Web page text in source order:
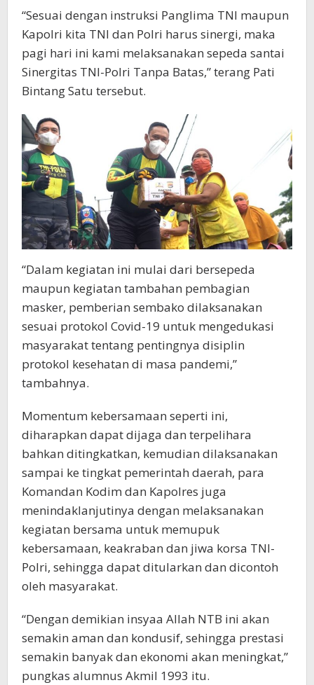
“Sesuai dengan instruksi Panglima TNI maupun
Kapolri kita TNI dan Polri harus sinergi, maka
pagi hari ini kami melaksanakan sepeda santai
Sinergitas TNI-Polri Tanpa Batas,” terang Pati
Bintang Satu tersebut.
“Dalam kegiatan ini mulai dari bersepeda
maupun kegiatan tambahan pembagian
masker, pemberian sembako dilaksanakan
sesuai protokol Covid-19 untuk mengedukasi
masyarakat tentang pentingnya disiplin
protokol kesehatan di masa pandemi,”
tambahnya.
Momentum kebersamaan seperti ini,
diharapkan dapat dijaga dan terpelihara
bahkan ditingkatkan, kemudian dilaksanakan
sampai ke tingkat pemerintah daerah, para
Komandan Kodim dan Kapolres juga
menindaklanjutinya dengan melaksanakan
kegiatan bersama untuk memupuk
kebersamaan, keakraban dan jiwa korsa TNI-
Polri, sehingga dapat ditularkan dan dicontoh
oleh masyarakat.
“Dengan demikian insyaa Allah NTB ini akan
semakin aman dan kondusif, sehingga prestasi
semakin banyak dan ekonomi akan meningkat,”
pungkas alumnus Akmil 1993 itu.